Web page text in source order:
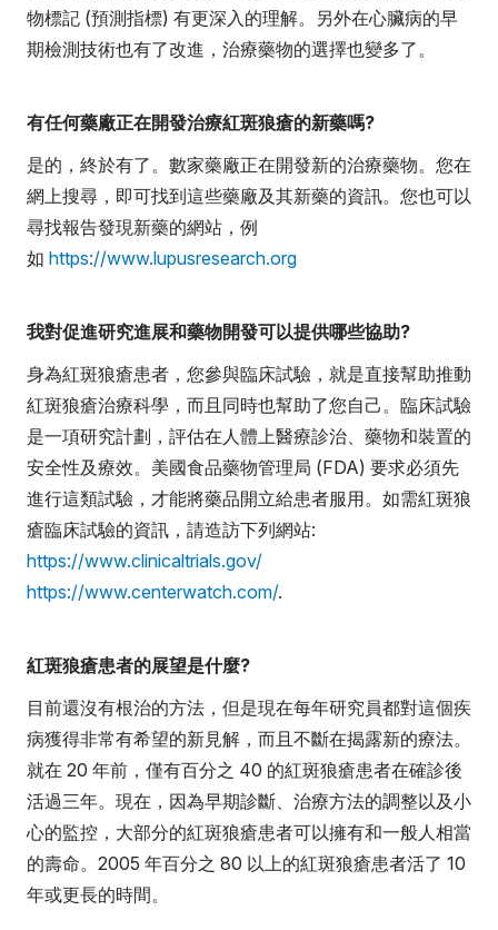
物標記 (預測指標) 有更深入的理解。另外在心臟病的早
期檢測技術也有了改進，治療藥物的選擇也變多了。
有任何藥廠正在開發治療紅斑狼瘡的新藥嗎?
是的，終於有了。數家藥廠正在開發新的治療藥物。您在
網上搜尋，即可找到這些藥廠及其新藥的資訊。您也可以
尋找報告發現新藥的網站，例
如 https://www.lupusresearch.org
我對促進研究進展和藥物開發可以提供哪些協助?
身為紅斑狼瘡患者，您參與臨床試驗，就是直接幫助推動
紅斑狼瘡治療科學，而且同時也幫助了您自己。臨床試驗
是一項研究計劃，評估在人體上醫療診治、藥物和裝置的
安全性及療效。美國食品藥物管理局 (FDA) 要求必須先
進行這類試驗，才能將藥品開立給患者服用。如需紅斑狼
瘡臨床試驗的資訊，請造訪下列網站:
https://www.clinicaltrials.gov/
https://www.centerwatch.com/.
紅斑狼瘡患者的展望是什麼?
目前還沒有根治的方法，但是現在每年研究員都對這個疾
病獲得非常有希望的新見解，而且不斷在揭露新的療法。
就在 20 年前，僅有百分之 40 的紅斑狼瘡患者在確診後
活過三年。現在，因為早期診斷、治療方法的調整以及小
心的監控，大部分的紅斑狼瘡患者可以擁有和一般人相當
的壽命。2005 年百分之 80 以上的紅斑狼瘡患者活了 10
年或更長的時間。